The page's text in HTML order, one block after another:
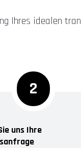
Ihres idealen
2
uns Ihre